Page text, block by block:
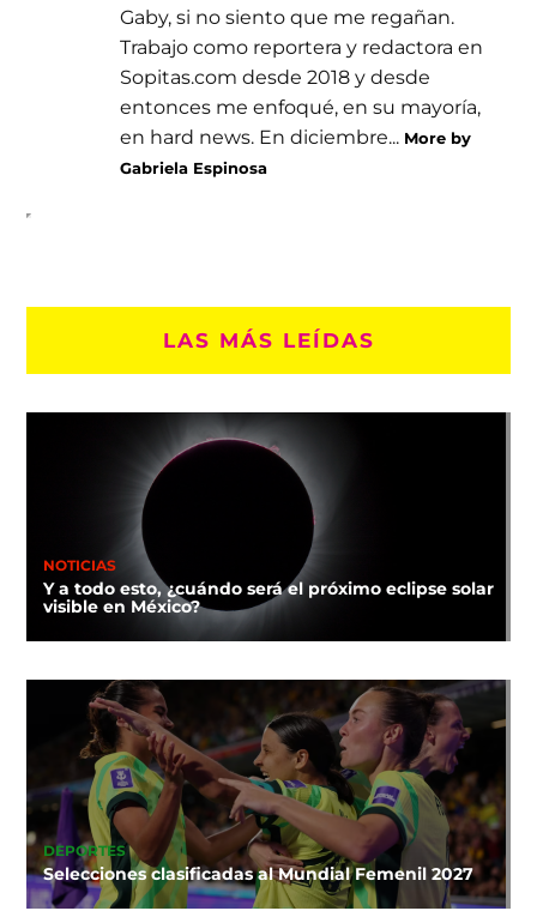
Gaby, si no siento que me regañan.
Trabajo como reportera y redactora en
Sopitas.com desde 2018 y desde
entonces me enfoqué, en su mayoría,
en hard news. En diciembre... More by
Gabriela Espinosa
LAS MÁS LEÍDAS
NOTICIAS
Y a todo esto, ¿cuándo será el próximo eclipse solar
visible en México?
DEPORTES
Selecciones clasificadas al Mundial Femenil 2027